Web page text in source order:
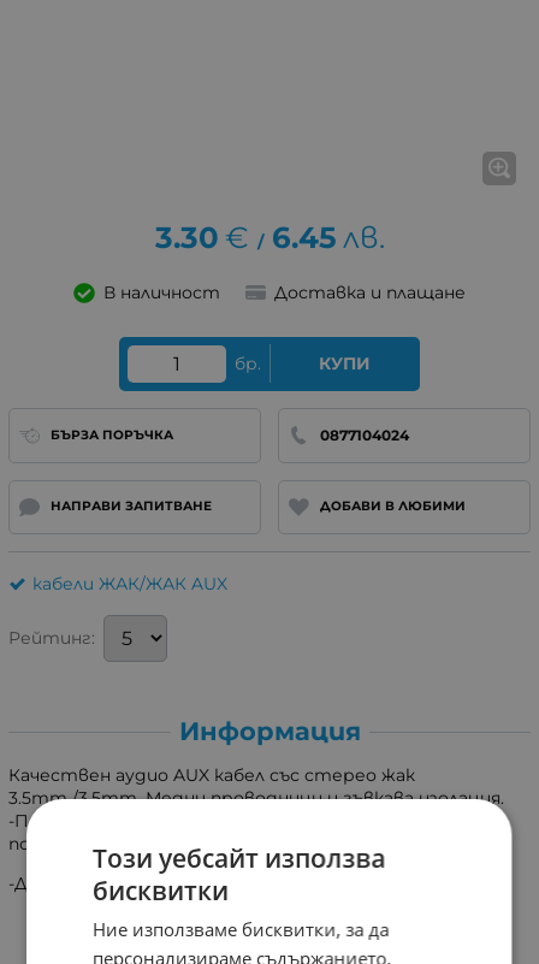
3.30 € / 6.45 лв.
В наличност Доставка и плащане
бр. КУПИ
БЪРЗА ПОРЪЧКА 0877104024
НАПРАВИ ЗАПИТВАНЕ ДОБАВИ В ЛЮБИМИ
кабели ЖАК/ЖАК AUX
Рейтинг:
Информация
Качествен аудио AUX кабел със стерео жак
3.5mm./3.5mm. Медни проводници и гъвкава изолация.
-Позлатени конектори с най тънкия профил
подходящи за всякакви устройства!
-Дължина 1m.
Този уебсайт използва
бисквитки
Ние използваме бисквитки, за да
персонализираме съдържанието,